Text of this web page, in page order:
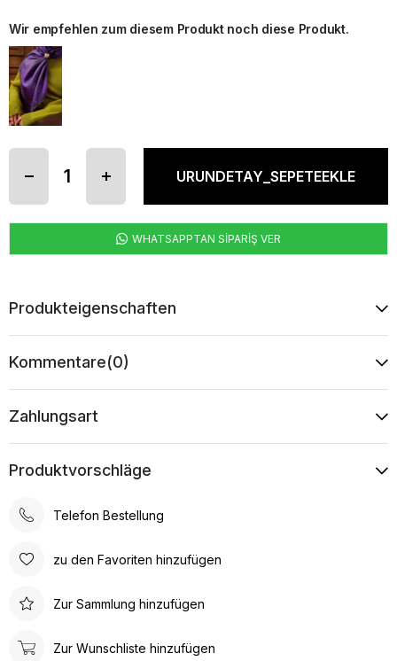
Wir empfehlen zum diesem Produkt noch diese Produkt.
WHATSAPPTAN SİPARİŞ VER
Produkteigenschaften
Kommentare(0)
Zahlungsart
Produktvorschläge
Telefon Bestellung
zu den Favoriten hinzufügen
Zur Sammlung hinzufügen
Zur Wunschliste hinzufügen